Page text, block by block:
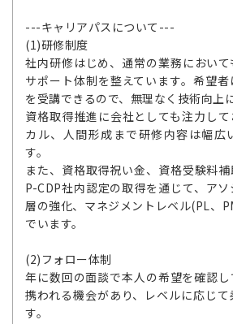
---キャリアパスについて---
(1)研修制度
社内研修はじめ、通常の業務におい
サポート体制を整えています。希望
を受講できるので、無理なく技術向上
資格取得推進に会社としても注力し
カル、人間形成まで研修内容は幅広
す。
また、資格取得祝い金、資格受験料補
P-CDP社内認定の取得を通じて、ア
層の強化、マネジメントレベル(PL、
でいます。
(2)フォロー体制
年に数回の面談で本人の希望を確認
携われる機会があり、レベルに応じ
す。